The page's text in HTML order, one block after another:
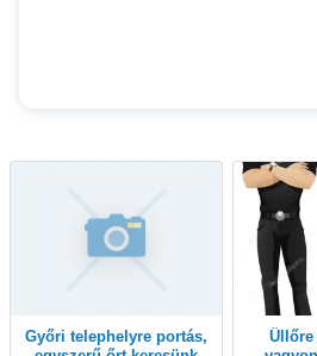
Győri telephelyre portás,
Üllőre váltásvezető